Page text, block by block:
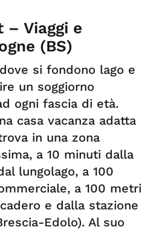
– Viaggi e
(BS)
si fondono lago e
un soggiorno
ogni fascia di età.
casa vacanza adatta
in una zona
a 10 minuti dalla
lungolago, a 100
a 100 metri
e dalla stazione
Edolo). Al suo